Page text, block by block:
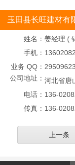
玉田县长旺建材有
姓名： 姜经理 (
手机：
业务 QQ：
公司地址： 河北省唐
电话： 136-
传真： 136-
上一条